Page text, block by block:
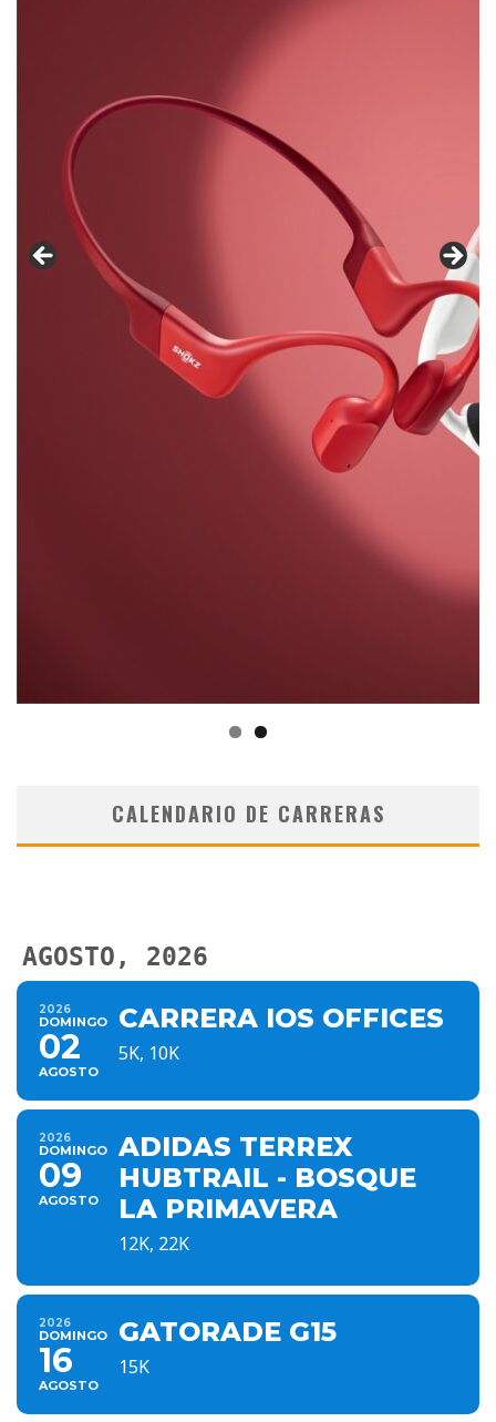
CALENDARIO DE CARRERAS
AGOSTO, 2026
2026
DOMINGO
02
AGOSTO
CARRERA IOS OFFICES
5K, 10K
2026
DOMINGO
09
AGOSTO
ADIDAS TERREX
HUBTRAIL - BOSQUE
LA PRIMAVERA
12K, 22K
2026
DOMINGO
16
AGOSTO
GATORADE G15
15K